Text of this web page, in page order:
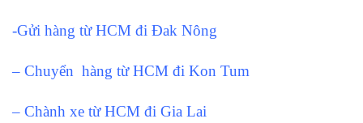
-Gửi hàng từ HCM đi Đak Nông
– Chuyển hàng từ HCM đi Kon Tum
– Chành xe từ HCM đi Gia Lai